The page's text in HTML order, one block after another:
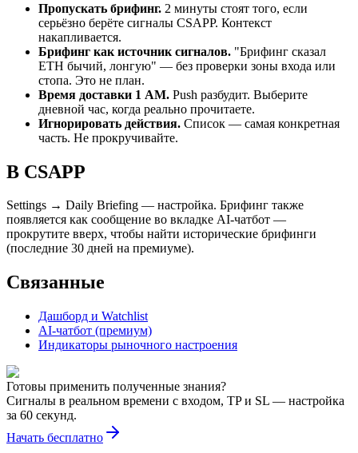
Пропускать брифинг. 2 минуты стоят того, если
серьёзно берёте сигналы CSAPP. Контекст
накапливается.
Брифинг как источник сигналов. "Брифинг сказал
ETH бычий, лонгую" — без проверки зоны входа или
стопа. Это не план.
Время доставки 1 AM. Push разбудит. Выберите
дневной час, когда реально прочитаете.
Игнорировать действия. Список — самая конкретная
часть. Не прокручивайте.
В CSAPP
Settings → Daily Briefing — настройка. Брифинг также
появляется как сообщение во вкладке AI-чатбот —
прокрутите вверх, чтобы найти исторические брифинги
(последние 30 дней на премиуме).
Связанные
Дашборд и Watchlist
AI-чатбот (премиум)
Индикаторы рыночного настроения
Готовы применить полученные знания?
Сигналы в реальном времени с входом, TP и SL — настройка
за 60 секунд.
Начать бесплатно